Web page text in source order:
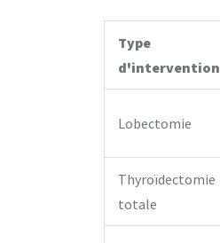
Type
d'intervention
Lobectomie
Thyroïdectomie
totale